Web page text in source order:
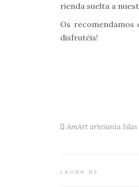
rienda suelta a
Os recomendamos
disfrutéis!
AmArt artesanía
LAURA RS